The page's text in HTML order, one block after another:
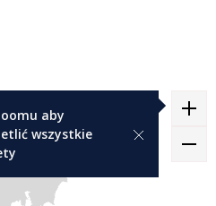
aby
wszystkie